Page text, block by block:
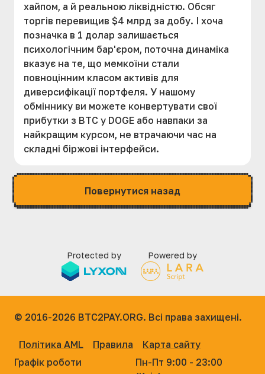
хайпом, а й реальною ліквідністю. Обсяг
торгів перевищив $4 млрд за добу. І хоча
позначка в 1 долар залишається
психологічним бар'єром, поточна динаміка
вказує на те, що мемкоїни стали
повноцінним класом активів для
диверсифікації портфеля. У нашому
обміннику ви можете конвертувати свої
прибутки з BTC у DOGE або навпаки за
найкращим курсом, не втрачаючи час на
складні біржові інтерфейси.
Повернутися назад
Protected by Powered by
© 2016-2026 BTC2PAY.ORG. Всі права захищені.
Політика AML Правила
Карта сайту
Графік роботи
Пн-Пт 9:00 - 23:00